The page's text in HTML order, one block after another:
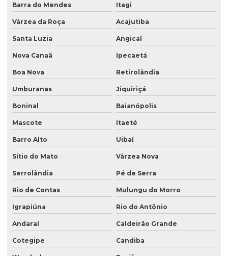
Regularização ambiental de imóveis rurais
Regularização ambiental nas empresas
Serviço de consultoria ambiental na bahia
Serviço de consultoria ambiental em vitória da conquista
Serviço de educação ambiental
Serviço de educação ambiental na bahia
Serviço de georreferenciamento na bahia
Serviço de georreferenciamento em vitória da conquista
Serviços de manutenção de licenças ambientais
Serviços de manutenção de licenças ambientais na bahia
Supressão de vegetação
Barra do Mendes Itagi
Várzea da Roça Acajutiba
Santa Luzia Angical
Nova Canaã Ipecaetá
Boa Nova Retirolândia
Umburanas Jiquiriçá
Boninal Baianópolis
Mascote Itaeté
Barro Alto Uibaí
Sítio do Mato Várzea Nova
Serrolândia Pé de Serra
Rio de Contas Mulungu do Morro
Igrapiúna Rio do Antônio
Andaraí Caldeirão Grande
Cotegipe Candiba